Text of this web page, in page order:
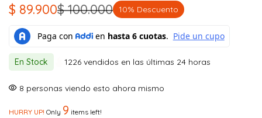
$100.000
El
precio
original
era:
$ 100.000.
$ 89.900
El
precio
actual
es:
$ 89.900.
10% Descuento
En Stock 1226 vendidos en las últimas 24 horas
8 personas viendo esto ahora mismo
HURRY UP! Only 9 items left!